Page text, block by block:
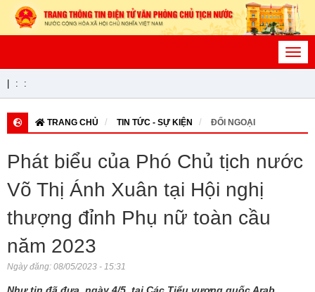
: :
TRANG CHỦ TIN TỨC - SỰ KIỆN ĐỐI NGOẠI
Phát biểu của Phó Chủ tịch nước
Võ Thị Ánh Xuân tại Hội nghị
thượng đỉnh Phụ nữ toàn cầu
năm 2023
Ngày đăng: 08/05/2023 - 15:31